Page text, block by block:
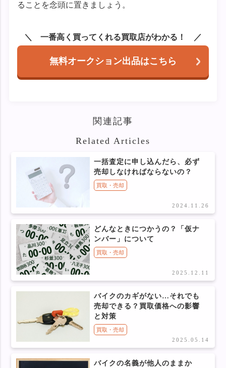
ることを念頭に置きましょう。
一番高く買ってくれる買取店がわかる！
無料オークション出品はこちら
関連記事
Related Articles
一括査定に申し込んだら、必ず
売却しなければならないの？
買取・売却
2024.11.26
どんなときにつかうの？「仮ナ
ンバー」について
買取・売却
2025.12.11
バイクのカギがない…それでも
売却できる？買取価格への影響
と対策
買取・売却
2025.05.14
バイクの名義が他人のままか